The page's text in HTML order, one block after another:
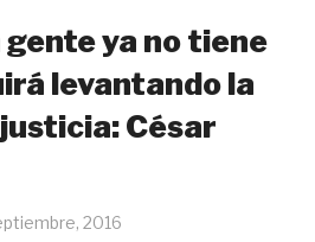
gente ya no tiene
levantando la
César
2016